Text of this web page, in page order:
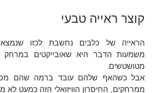
קוצר ראייה טבעי
משמעות הדבר היא שאובייקטים במרחק
מטושטשים.
אבל כשהאף שלהם עובד ברמה שהם
ממרחקים, החיסרון הוויזואלי הזה כמעט לא